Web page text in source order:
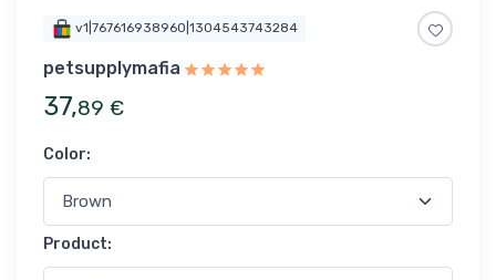
v1|767616938960|1304543743284
petsupplymafia
37,89 €
Color:
Product: